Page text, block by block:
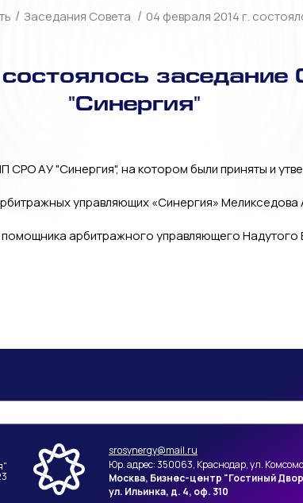
/ Заседания Совета / 04 февраля 2014 г.
"Синергия"
СРО АУ "Синергия", на котором были приняты и
управляющих «Синергия»
арбитражного управляющего Надутого
srosynergy@mail.ru
Юр. адрес: 350063, Краснодар, ул.
Москва, Бизнес-центр "Гостиный
ул. Ильинка, д. 4, оф. 310